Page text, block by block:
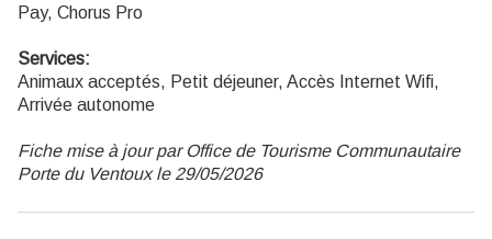
Pay, Chorus Pro
Services:
Animaux acceptés, Petit déjeuner, Accès Internet Wifi,
Arrivée autonome
Fiche mise à jour par Office de Tourisme Communautaire
Porte du Ventoux le 29/05/2026